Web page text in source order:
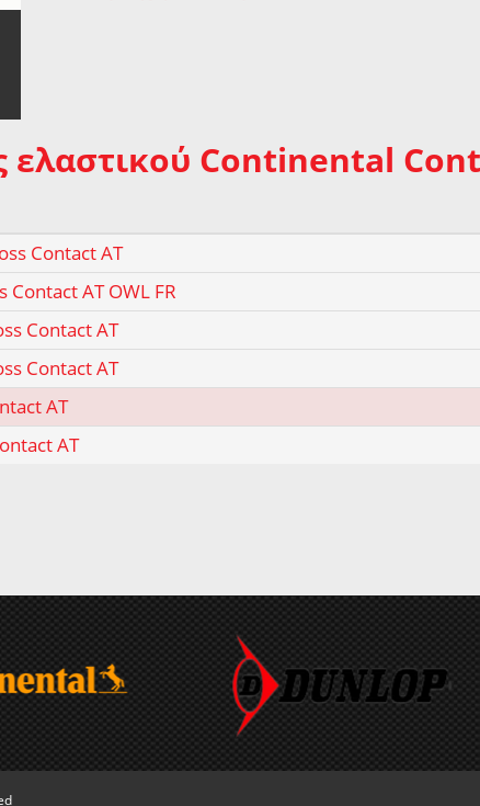
ελαστικού Continental
Contact AT
Contact AT OWL FR
Contact AT
Contact AT
AT
AT